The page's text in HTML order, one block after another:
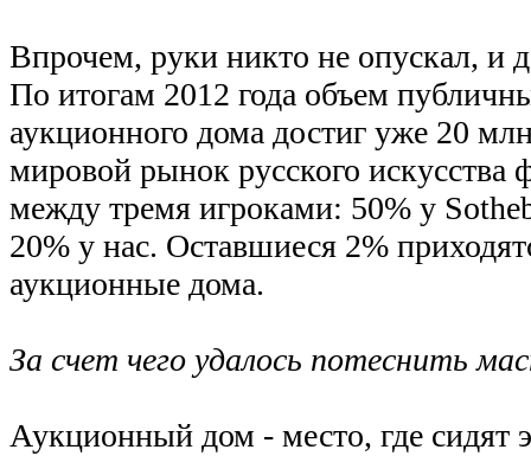
Впрочем, руки никто не опускал, и
По итогам 2012 года объем
аукционного дома достиг уже 20
мировой рынок русского искусства
между тремя игроками: 50% у
20% у нас. Оставшиеся 2%
аукционные дома.
За счет чего удалось потеснить
Аукционный дом - место, где сидят